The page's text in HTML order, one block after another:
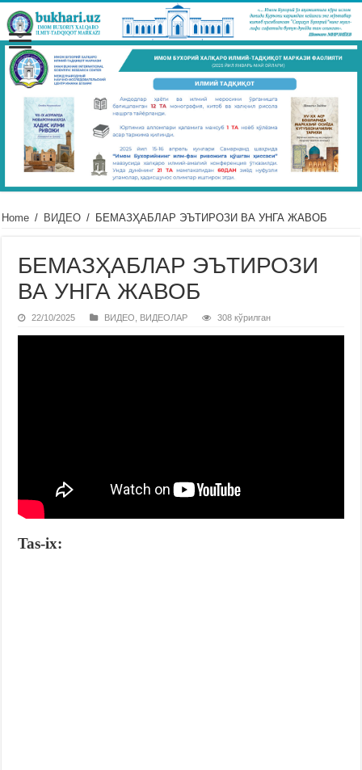
Home / ВИДЕО / БЕМАЗҲАБЛАР ЭЪТИРОЗИ ВА УНГА ЖАВОБ
БЕМАЗҲАБЛАР ЭЪТИРОЗИ
ВА УНГА ЖАВОБ
22/10/2025 ВИДЕО ВИДЕОЛАР 308 кўрилган
Tas-ix: